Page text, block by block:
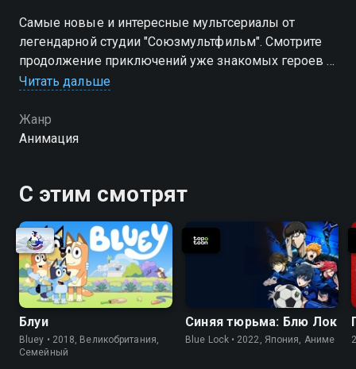
Самые новые и интересные мультсериалы от
легендарной студии "Союзмультфильм". Смотрите
продолжение приключений уже знакомых героев и
знакомьтесь с новыми!
Читать дальше
Жанр
Анимация
С этим смотрят
Блуи
Bluey • 2018, Великобритания,
Cемейный
Синяя тюрьма: Блю Лок
Blue Lock • 2022, Япония, Аниме